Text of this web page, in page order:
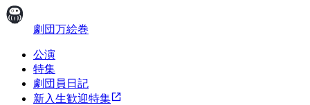
劇団万絵巻
公演
特集
劇団員日記
新入生歓迎特集